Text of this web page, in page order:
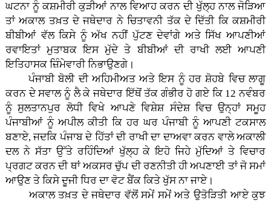
ਘਟਨਾ ਨੂੰ ਕਸ਼ਮੀਰੀ ਕੁੜੀਆਂ ਨਾਲ ਵਿਆਹ ਕਰਨ ਦੀ ਖੁੱਲ੍ਹ ਨਾਲ ਜੋੜਿਆ
ਤਾਂ ਅਕਾਲ ਤਖ਼ਤ ਦੇ ਜਥੇਦਾਰ ਨੇ ਚਿਤਾਵਨੀ ਤੱਕ ਦੇ ਦਿੱਤੀ ਕਿ ਕਸ਼ਮੀਰੀ
ਬੀਬੀਆਂ ਵੱਲ ਕਿਸੇ ਨੂੰ ਅੱਖ ਨਹੀਂ ਪੁੱਟਣ ਦੇਵਾਂਗੇ ਅਤੇ ਸਿੱਖ ਆਪਣੀਆਂ
ਰਵਾਇਤਾਂ ਮੁਤਾਬਕ ਇਸ ਮੁੱਦੇ ਤੇ ਬੀਬੀਆਂ ਦੀ ਰਾਖੀ ਲਈ ਆਪਣੀ
ਇਤਿਹਾਸਕ ਜ਼ਿੰਮੇਵਾਰੀ ਨਿਭਾਉਣਗੇ।
ਪੰਜਾਬੀ ਬੋਲੀ ਦੀ ਅਹਿਮੀਅਤ ਅਤੇ ਇਸ ਨੂੰ ਹਰ ਸ਼ੋਹਬੇ ਵਿਚ ਲਾਗੂ
ਕਰਨ ਦੇ ਸਵਾਲ ਨੂੰ ਲੈ ਕੇ ਜਥੇਦਾਰ ਇੱਥੋਂ ਤੱਕ ਗੰਭੀਰ ਹੋ ਗਏ ਕਿ 12 ਨਵੰਬਰ
ਨੂੰ ਸੁਲਤਾਨਪੁਰ ਲੋਧੀ ਵਿਖੇ ਆਪਣੇ ਵਿਸ਼ੇਸ਼ ਸੰਦੇਸ਼ ਵਿਚ ਉਨ੍ਹਾਂ ਸਮੂਹ
ਪੰਜਾਬੀਆਂ ਨੂੰ ਅਪੀਲ ਕੀਤੀ ਕਿ ਹਰ ਘਰ ਪੰਜਾਬੀ ਨੂੰ ਆਪਣੀ ਟਕਸਾਲ
ਬਣਾਏ, ਜਦਕਿ ਪੰਜਾਬ ਦੇ ਹਿੱਤਾਂ ਦੀ ਰਾਖੀ ਦਾ ਦਾਅਵਾ ਕਰਨ ਵਾਲੇ ਅਕਾਲੀ
ਦਲ ਨੇ ਸੱਤਾ ਉੱਤੇ ਰਹਿੰਦਿਆਂ ਖੁੱਲ੍ਹ ਕੇ ਇਹੋ ਜਿਹੇ ਮੁੱਦਿਆਂ ਤੇ ਵਿਚਾਰ
ਪ੍ਰਗਟ ਕਰਨ ਦੀ ਥਾਂ ਅਕਸਰ ਚੁੱਪ ਦੀ ਰਣਨੀਤੀ ਹੀ ਅਪਣਾਈ ਤਾਂ ਜੋ ਸਮਾਂ
ਆਉਣ ਤੇ ਕਿਸੇ ਦੂਜੀ ਧਿਰ ਦਾ ਵੋਟ ਬੈਂਕ ਕਿਤੇ ਖੁੱਸ ਨਾ ਜਾਏ।
ਅਕਾਲ ਤਖ਼ਤ ਦੇ ਜਥੇਦਾਰ ਵੱਲੋਂ ਸਮੇਂ ਸਮੇਂ ਅਤੇ ਉਤੋੜਿਤੀ ਆਏ ਕੁਝ